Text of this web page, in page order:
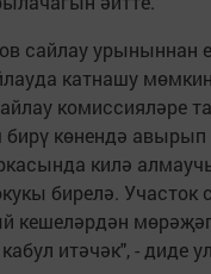
сайлау урыныннан
катнашу
комиссияләре
көнендә авырып
килә
бирелә. Участок
кешеләрдән
итәчәк", - диде